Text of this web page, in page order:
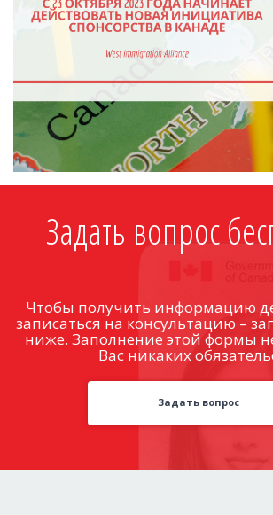
Задать вопрос
Чтобы получить информацию
записаться на консультацию –
ниже. Заполнение этой формы
Вас никаких
Задать вопрос